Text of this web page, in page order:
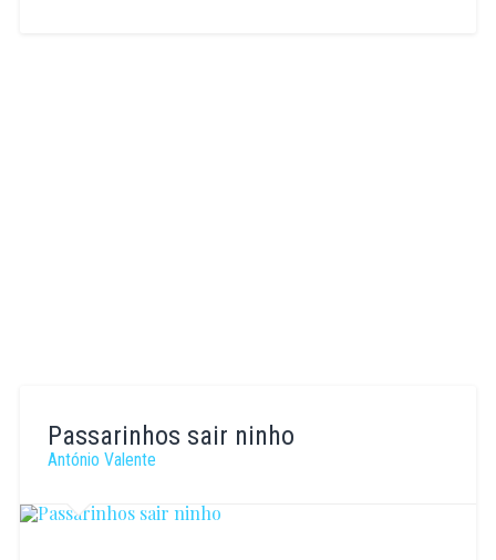
Passarinhos sair ninho
António Valente